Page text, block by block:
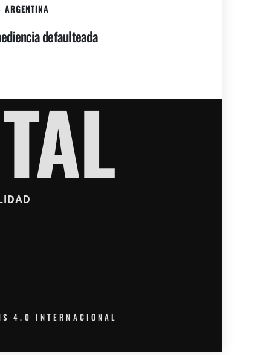
ARGENTINA
defaulteada
4.0 INTERNACIONAL